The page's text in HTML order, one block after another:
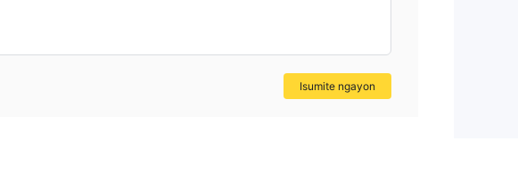
Isumite ngayon